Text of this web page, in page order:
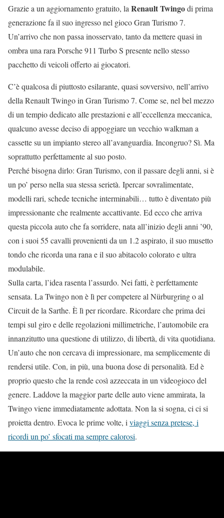
Grazie a un aggiornamento gratuito, la Renault Twingodi prima
generazione fa il suo ingresso nel gioco Gran Turismo 7.
Un’arrivo che non passa inosservato, tanto da mettere quasi in
ombra una rara Porsche 911 Turbo S presente nello stesso
pacchetto di veicoli offerto ai giocatori.
C’è qualcosa di piuttosto esilarante, quasi sovversivo, nell’arrivo
della Renault Twingo in Gran Turismo 7. Come se, nel bel mezzo
di un tempio dedicato alle prestazioni e all’eccellenza meccanica,
qualcuno avesse deciso di appoggiare un vecchio walkman a
cassette su un impianto stereo all’avanguardia. Incongruo? Sì. Ma
soprattutto perfettamente al suo posto.
Perché bisogna dirlo: Gran Turismo, con il passare degli anni, si è
un po’ perso nella sua stessa serietà. Ipercar sovralimentate,
modelli rari, schede tecniche interminabili… tutto è diventato più
impressionante che realmente accattivante. Ed ecco che arriva
questa piccola auto che fa sorridere, nata all’inizio degli anni ’90,
con i suoi 55 cavalli provenienti da un 1.2 aspirato, il suo musetto
tondo che ricorda una rana e il suo abitacolo colorato e ultra
modulabile.
Sulla carta, l’idea rasenta l’assurdo. Nei fatti, è perfettamente
sensata. La Twingo non è lì per competere al Nürburgring o al
Circuit de la Sarthe. È lì per ricordare. Ricordare che prima dei
tempi sul giro e delle regolazioni millimetriche, l’automobile era
innanzitutto una questione di utilizzo, di libertà, di vita quotidiana.
Un’auto che non cercava di impressionare, ma semplicemente di
rendersi utile. Con, in più, una buona dose di personalità. Ed è
proprio questo che la rende così azzeccata in un videogioco del
genere. Laddove la maggior parte delle auto viene ammirata, la
Twingo viene immediatamente adottata. Non la si sogna, ci ci si
proietta dentro. Evoca le prime volte, i viaggi senza pretese, i
ricordi un po’ sfocati ma sempre calorosi.